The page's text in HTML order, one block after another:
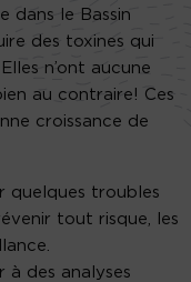
dans le Bassin
des toxines qui
n’ont aucune
au contraire! Ces
croissance de
quelques troubles
tout risque, les
à des analyses